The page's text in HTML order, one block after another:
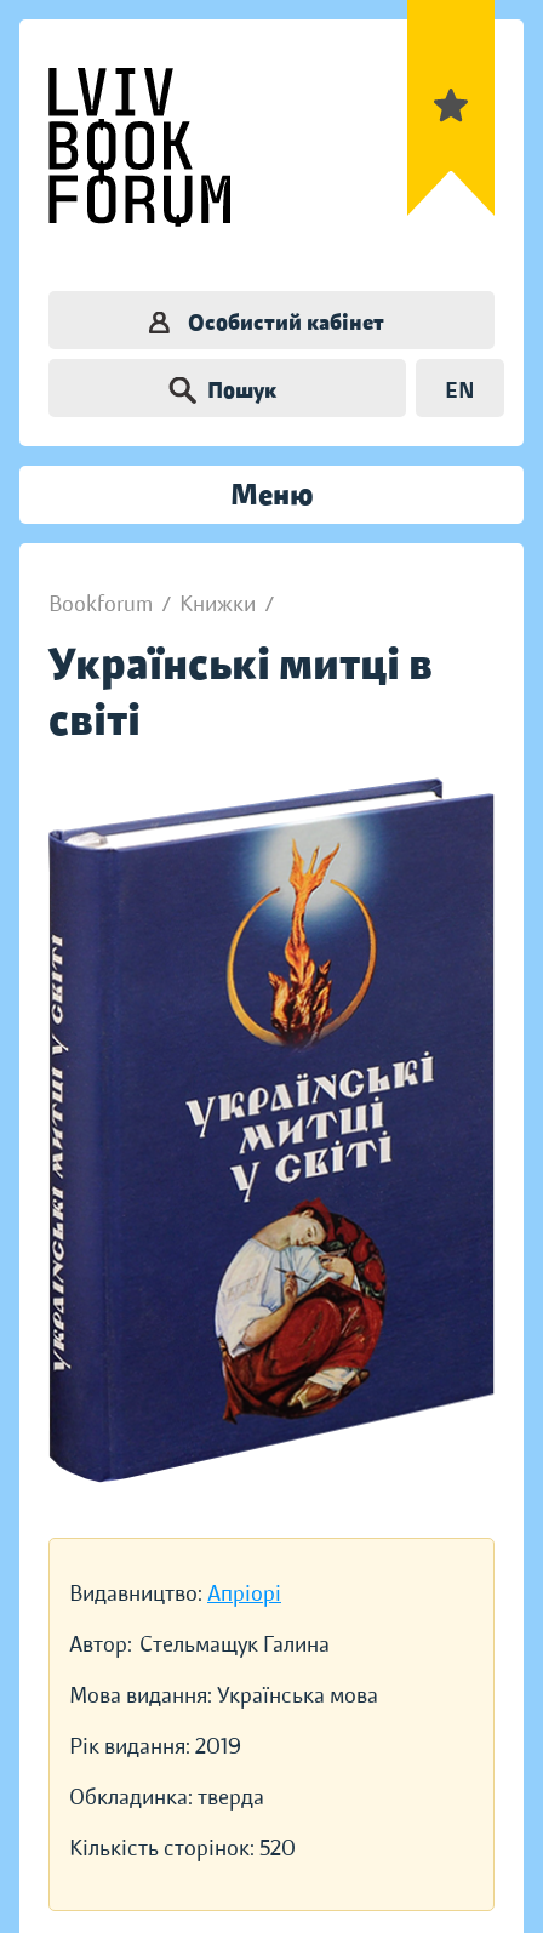
Особистий кабінет
Пошук EN
Меню
Bookforum / Книжки /
Українські митці в
світі
Видавництво: Апріорі
Автор: Стельмащук Галина
Мова видання: Українська мова
Рік видання: 2019
Обкладинка: тверда
Кількість сторінок: 520